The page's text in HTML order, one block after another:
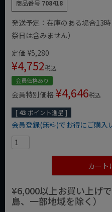
商品番号 708418
発送予定：在庫のある場合13
祭日は含みません）
定価 ¥5,280
¥4,752税込
会員価格あり
会員特別価格 ¥4,646税込
[ 43 ポイント進呈 ]
会員登録(無料)でお得にご購入
カート
¥6,000以上お買い上げ
島、一部地域を除く）